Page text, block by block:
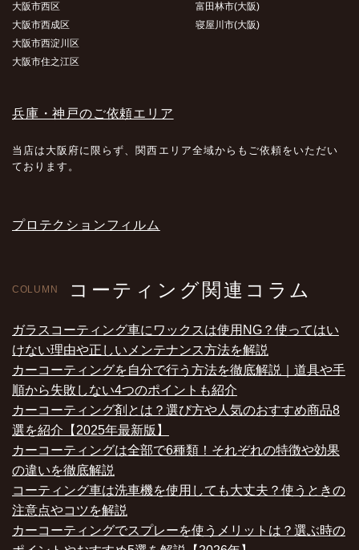
大阪市西区
大阪市西成区
大阪市西淀川区
大阪市住之江区
富田林市(大阪)
寝屋川市(大阪)
兵庫・神戸のご依頼エリア
当店は大阪府に限らず、関西エリア全域からもご依頼をいただい
ております。
プロテクションフィルム
COLUMN コーティング関連コラム
ガラスコーティング車にワックスは使用NG？使ってはい
けない理由や正しいメンテナンス方法を解説
カーコーティングを自分で行う方法を徹底解説｜道具や手
順から失敗しない4つのポイントも紹介
カーコーティング剤とは？選び方や人気のおすすめ商品8
選を紹介【2025年最新版】
カーコーティングは全部で6種類！それぞれの特徴や効果
の違いを徹底解説
コーティング車は洗車機を使用しても大丈夫？使うときの
注意点やコツを解説
カーコーティングでスプレーを使うメリットは？選ぶ時の